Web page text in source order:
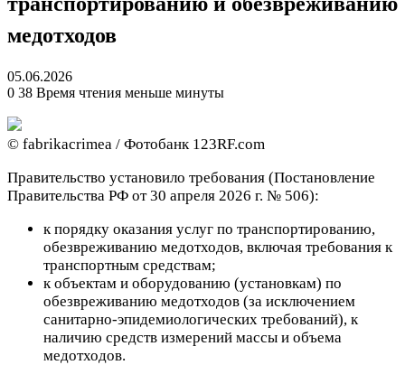
медотходов
05.06.2026
0 38 Время чтения меньше минуты
© fabrikacrimea / Фотобанк 123RF.com
Правительство установило требования (Постановление
Правительства РФ от 30 апреля 2026 г. № 506):
к порядку оказания услуг по транспортированию,
обезвреживанию медотходов, включая требования к
транспортным средствам;
к объектам и оборудованию (установкам) по
обезвреживанию медотходов (за исключением
санитарно-эпидемиологических требований), к
наличию средств измерений массы и объема
медотходов.